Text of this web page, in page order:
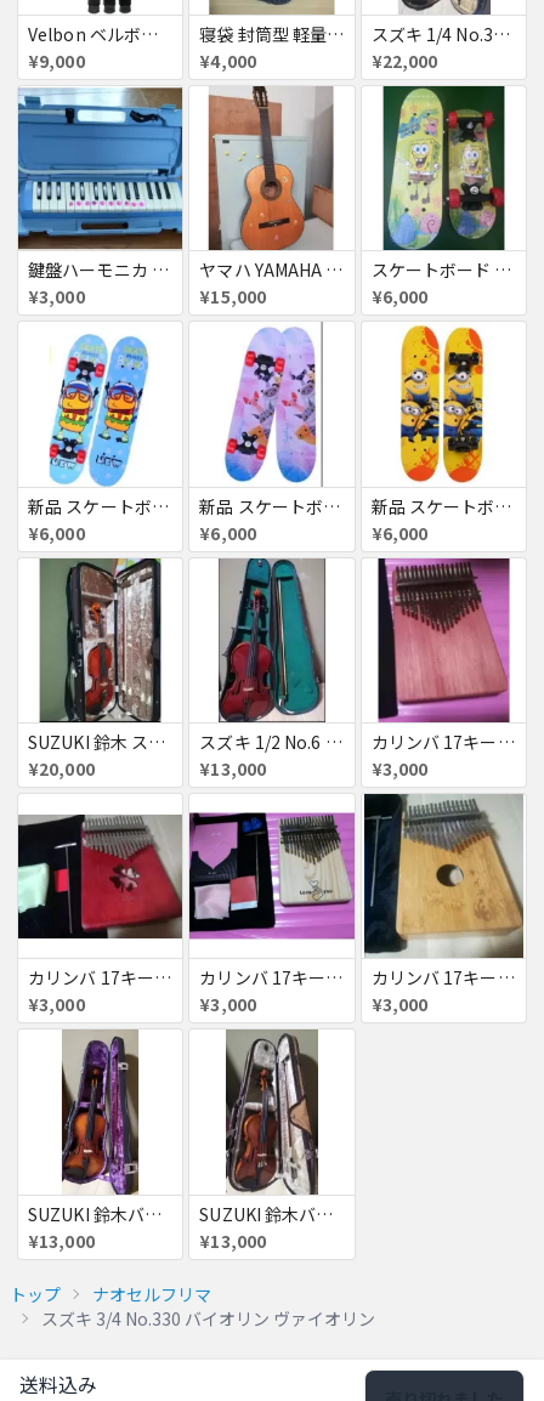
Velbon ベルボン 小型トラベル三脚 キューブ 黒い
¥9,000
寝袋 封筒型 軽量 保温 防水シュラフ コンパクト
¥4,000
スズキ 1/4 No.330 バイオリン ヴァイオリン
¥22,000
鍵盤ハーモニカ YAMAHA ヤマハ
¥3,000
ヤマハ YAMAHA s100 ギター 楽譜 ギターストラップ キャリーバッグ付き お得セット
¥15,000
スケートボード クルーザー 高精度 スケボー初心者に 子供用
¥6,000
新品 スケートボード クルーザー 高精度 スケボー 大人/若者/子供用
¥6,000
新品 スケートボード クルーザー 高精度 スケボー 大人/若者/子供用
¥6,000
新品 スケートボード クルーザー 高精度 スケボー 大人/若者/子供用
¥6,000
SUZUKI 鈴木 スズキ 4/4 No.7 バイオリン お得セット
¥20,000
スズキ 1/2 No.6 バイオリン ヴァイオリン
¥13,000
カリンバ 17キー 親指ピアノ
¥3,000
カリンバ 17キー 親指ピアノ
¥3,000
カリンバ 17キー 親指ピアノ
¥3,000
カリンバ 17キー 親指ピアノ
¥3,000
SUZUKI 鈴木バイオリン スズキ 1/4 No.240 バイオリン ヴァイオリン
¥13,000
SUZUKI 鈴木バイオリン スズキ 1/8 No.200 バイオリン ヴァイオリン
¥13,000
トップ
ナオセルフリマ
スズキ 3/4 No.330 バイオリン ヴァイオリン
送料込み